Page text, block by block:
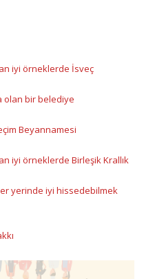
iyi örneklerde İsveç
olan bir belediye
Beyannamesi
iyi örneklerde Birleşik Krallık
yerinde iyi hissedebilmek